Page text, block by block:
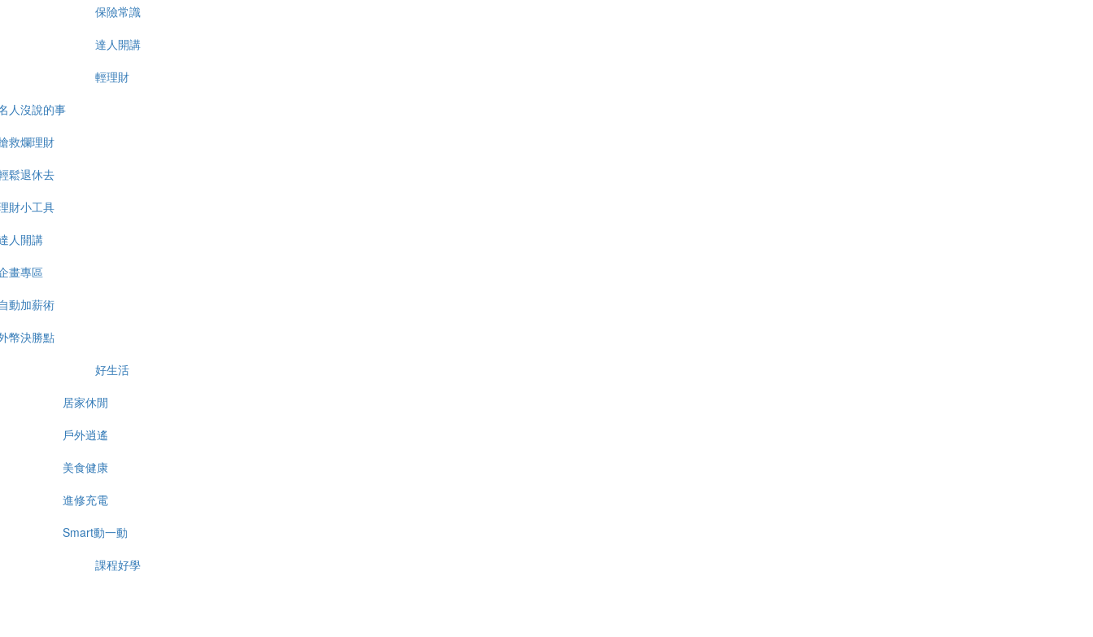
保險常識
達人開講
輕理財
人沒說的事
救爛理財
鬆退休去
財小工具
人開講
畫專區
動加薪術
幣決勝點
好生活
居家休閒
戶外逍遙
美食健康
進修充電
Smart動一動
課程好學